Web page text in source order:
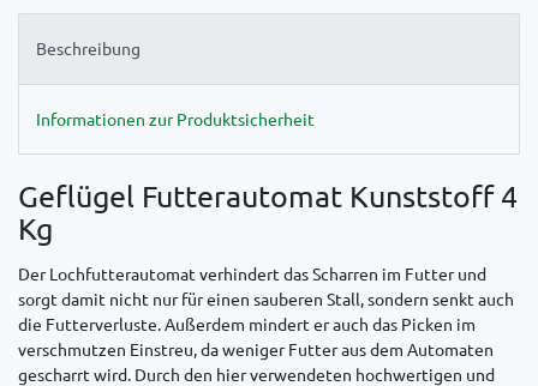
Beschreibung
Informationen zur Produktsicherheit
Geflügel Futterautomat Kunststoff 4
Kg
Der Lochfutterautomat verhindert das Scharren im Futter und
sorgt damit nicht nur für einen sauberen Stall, sondern senkt auch
die Futterverluste. Außerdem mindert er auch das Picken im
verschmutzen Einstreu, da weniger Futter aus dem Automaten
gescharrt wird. Durch den hier verwendeten hochwertigen und